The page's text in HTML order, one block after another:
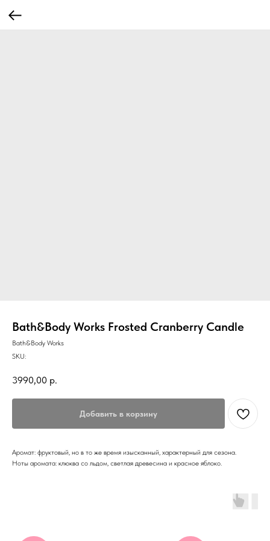
Bath&Body Works Frosted Cranberry Candle
Bath&Body Works
SKU:
3990,00 р.
Добавить в корзину
Аромат: фруктовый, но в то же время изысканный, характерный для сезона.
Ноты аромата: клюква со льдом, светлая древесина и красное яблоко.